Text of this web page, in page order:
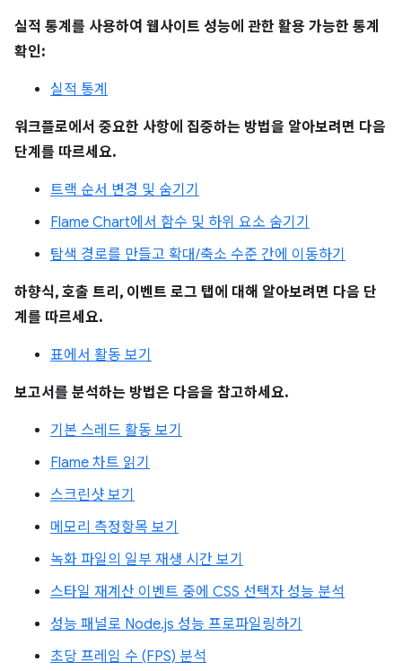
실적 통계를 사용하여 웹사이트 성능에 관한 활용 가능한 통계
확인:
실적 통계
워크플로에서 중요한 사항에 집중하는 방법을 알아보려면 다음
단계를 따르세요.
트랙 순서 변경 및 숨기기
Flame Chart에서 함수 및 하위 요소 숨기기
탐색 경로를 만들고 확대/축소 수준 간에 이동하기
하향식, 호출 트리, 이벤트 로그 탭에 대해 알아보려면 다음 단
계를 따르세요.
표에서 활동 보기
보고서를 분석하는 방법은 다음을 참고하세요.
기본 스레드 활동 보기
Flame 차트 읽기
스크린샷 보기
메모리 측정항목 보기
녹화 파일의 일부 재생 시간 보기
스타일 재계산 이벤트 중에 CSS 선택자 성능 분석
성능 패널로 Node.js 성능 프로파일링하기
초당 프레임 수 (FPS) 분석